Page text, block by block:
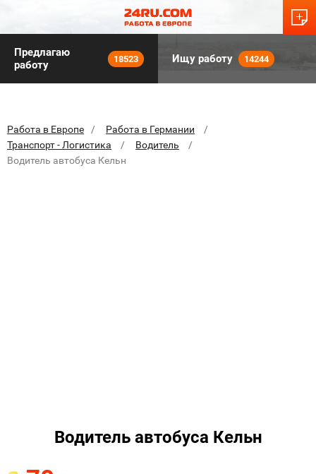
Предлагаю
работу
18523 Ищу работу 14244
Работа в Европе
Работа в Германии
Транспорт - Логистика
Водитель
Водитель автобуса Кельн
Водитель автобуса Кельн